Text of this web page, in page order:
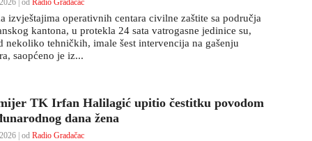
| od Radio Gradačac
izvještajima operativnih centara civilne zaštite sa područja
kantona, u protekla 24 sata vatrogasne jedinice su,
nekoliko tehničkih, imale šest intervencija na gašenju
saopćeno je iz...
TK Irfan Halilagić upitio čestitku povodom
dana žena
| od Radio Gradačac